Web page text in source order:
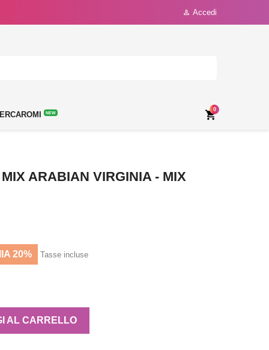
 Accedi
NEW 
0
ARABIAN VIRGINIA - MIX
20% Tasse incluse
AL CARRELLO